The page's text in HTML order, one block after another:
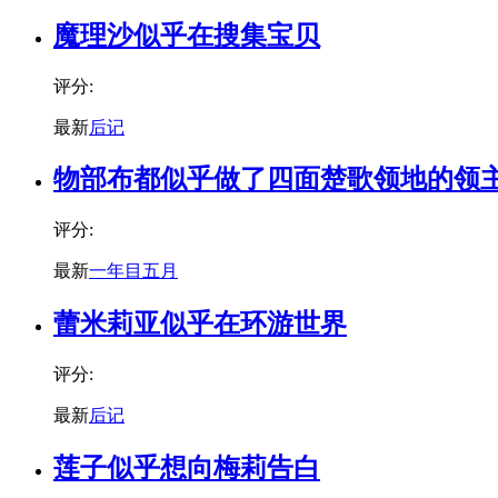
魔理沙似乎在搜集宝贝
评分:
最新后记
物部布都似乎做了四面楚歌领地的领
评分:
最新一年目五月
蕾米莉亚似乎在环游世界
评分:
最新后记
莲子似乎想向梅莉告白